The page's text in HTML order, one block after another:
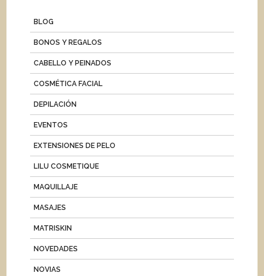
BLOG
BONOS Y REGALOS
CABELLO Y PEINADOS
COSMÉTICA FACIAL
DEPILACIÓN
EVENTOS
EXTENSIONES DE PELO
LILU COSMETIQUE
MAQUILLAJE
MASAJES
MATRISKIN
NOVEDADES
NOVIAS